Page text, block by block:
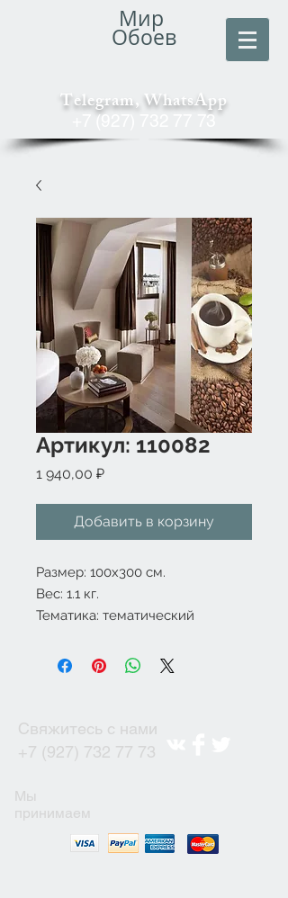
Мир
Обоев
Telegram, WhatsApp
+7 (927) 732 77 73
Артикул: 110082
1 940,00 ₽Цена
Добавить в корзину
Размер: 100x300 см.
Вес: 1.1 кг.
Тематика: тематический
Свяжитесь с нами
+7 (927) 732 77 73
Мы
принимаем